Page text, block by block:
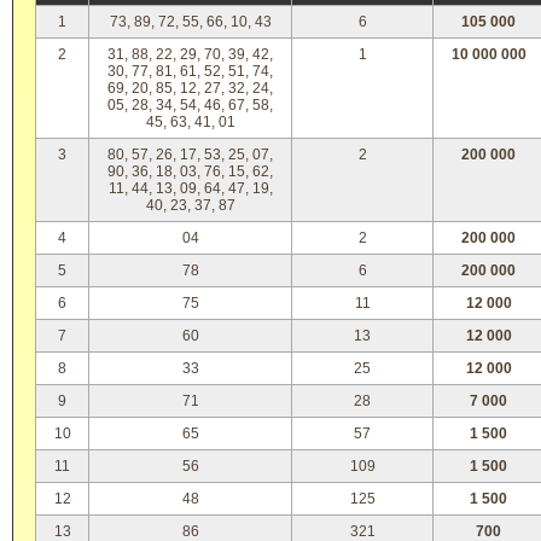
1 73, 89, 72, 55, 66, 10, 43 6
105 000
2
31, 88, 22, 29, 70, 39, 42,
30, 77, 81, 61, 52, 51, 74,
69, 20, 85, 12, 27, 32, 24,
05, 28, 34, 54, 46, 67, 58,
45, 63, 41, 01
1 10 000 000
3
80, 57, 26, 17, 53, 25, 07,
90, 36, 18, 03, 76, 15, 62,
11, 44, 13, 09, 64, 47, 19,
40, 23, 37, 87
2 200 000
4 04 2
200 000
5
78 6
200 000
6
75 11
12 000
7
60 13
12 000
8
33 25
12 000
9
71 28
7 000
10
65 57
1 500
11
56 109
1 500
12
48 125
1 500
13
86 321
700